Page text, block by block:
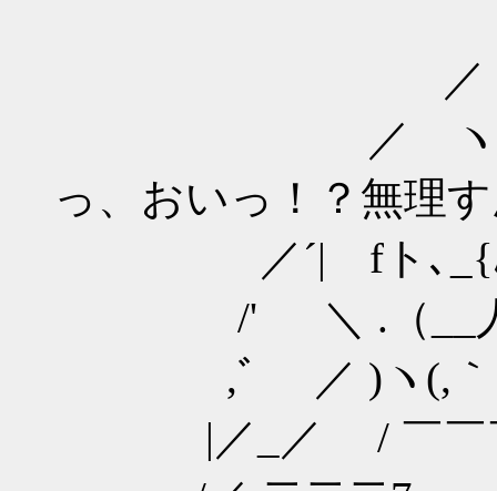
／
／ ヽ
っ、おいっ！？無理
／´| fト､_{
/' ＼ .（__人
,ﾞ ／ )ヽ(,｀
|／_／ /